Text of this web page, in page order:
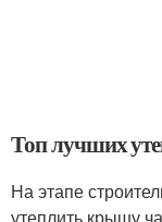
Топ лучших
На этапе